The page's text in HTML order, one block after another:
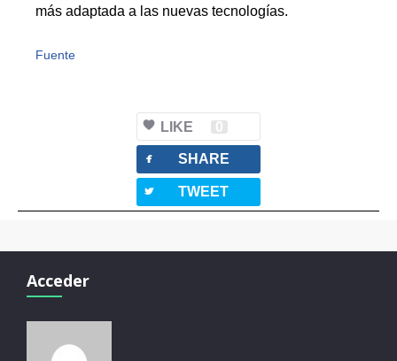
más adaptada a las nuevas tecnologías.
Fuente
LIKE 0
facebook SHARE
twitterbird TWEET
Acceder